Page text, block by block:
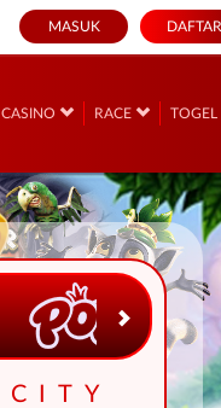
MASUK DAFTAR
CASINO RACE TOGEL